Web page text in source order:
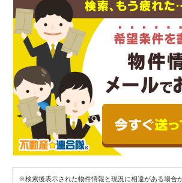
※検索後表示された物件情報と現況に相違がある場合